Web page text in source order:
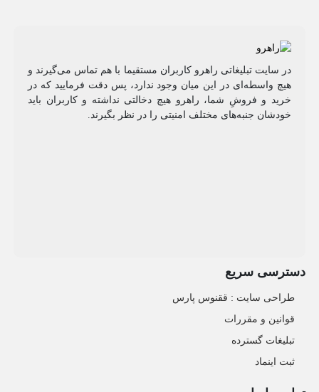
در سایت تبلیغاتی راهرو کاربران مستقیما با هم تماس می‌گیرند و
هیچ واسطه‌ای در این میان وجود ندارد، پس دقت فرمایید که در
خرید و فروشِ شما، راهرو هیچ دخالتی نداشته و کاربران باید
خودشان جنبه‌های مختلف امنیتی را در نظر بگیرند.
دسترسی سریع
طراحی سایت :‌ ققنوس پارس
قوانین و مقررات
تبلیغات گسترده
ثبت اینماد